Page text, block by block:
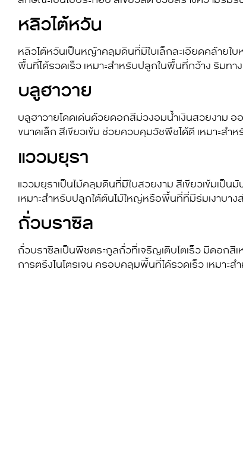
หลิวไต้หวัน
หลิวไต้หวันเป็นหญ้าคลุมดินที่มีใบเล็กละเอียดคล้ายใ
พื้นที่ได้รวดเร็ว เหมาะสำหรับปลูกในพื้นที่กว้าง ริมท
บลูฮาวาย
บลูฮาวายโดดเด่นด้วยดอกสีม่วงอมน้ำเงินสวยงาม อ
ขนาดเล็ก สีเขียวเข้ม ช่วยควบคุมวัชพืชได้ดี เหมาะส
แววมยุรา
แววมยุราเป็นไม้คลุมดินที่มีใบสวยงาม สีเขียวเข้มเป็
เหมาะสำหรับปลูกใต้ต้นไม้ใหญ่หรือพื้นที่ที่มีร่มเงาบาง
ถั่วบราซิล
ถั่วบราซิลเป็นพืชตระกูลถั่วที่เจริญเติบโตเร็ว มีดอก
การตรึงไนโตรเจน ครอบคลุมพื้นที่ได้รวดเร็ว เหม